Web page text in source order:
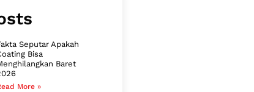
Seputar Apakah
Bisa
Baret
More »